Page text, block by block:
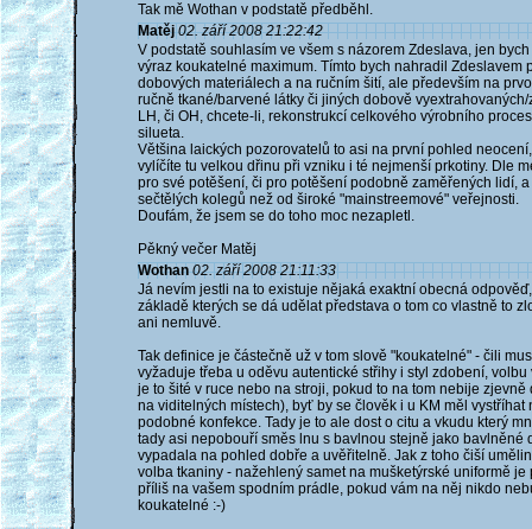
Tak mě Wothan v podstatě předběhl.
Matěj 02. září 2008 21:22:42
V podstatě souhlasím ve všem s názorem Zdeslava, jen
výraz koukatelné maximum. Tímto bych nahradil
dobových materiálech a na ručním šití, ale především na
ručně tkané/barvené látky či jiných dobově
LH, či OH, chcete-li, rekonstrukcí celkového výrobního
silueta.
Většina laických pozorovatelů to asi na první pohled
vylíčíte tu velkou dřinu při vzniku i té nejmenší prkotiny. Dle
pro své potěšení, či pro potěšení podobně zaměřených lidí,
sečtělých kolegů než od široké "mainstreemové" veřejnosti.
Doufám, že jsem se do toho moc nezapletl.
Pěkný večer Matěj
Wothan 02. září 2008 21:11:33
Já nevím jestli na to existuje nějaká exaktní obecná
základě kterých se dá udělat představa o tom co vlastně to
ani nemluvě.
Tak definice je částečně už v tom slově "koukatelné" - čili
vyžaduje třeba u oděvu autentické střihy i styl zdobení,
je to šité v ruce nebo na stroji, pokud to na tom nebije
na viditelných místech), byť by se člověk i u KM měl
podobné konfekce. Tady je to ale dost o citu a vkudu který
tady asi nepobouří směs lnu s bavlnou stejně jako bavlněné
vypadala na pohled dobře a uvěřitelně. Jak z toho čiší
volba tkaniny - nažehlený samet na mušketýrské uniformě
příliš na vašem spodním prádle, pokud vám na něj nikdo
koukatelné :-)